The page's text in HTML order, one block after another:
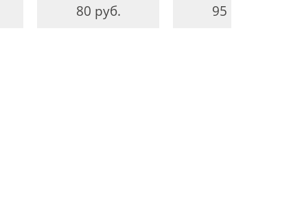
80 руб. 95 руб.